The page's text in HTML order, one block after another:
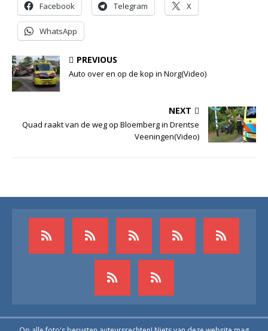
Facebook Telegram X
WhatsApp
PREVIOUS
Auto over en op de kop in Norg(Video)
NEXT
Quad raakt van de weg op Bloemberg in Drentse
Veeningen(Video)